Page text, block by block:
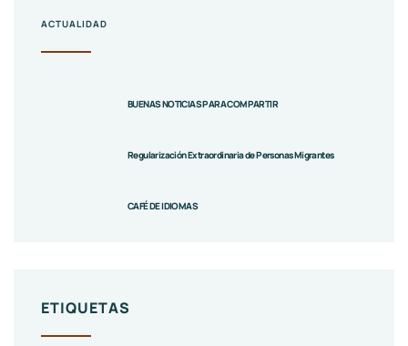
ACTUALIDAD
BUENAS NOTICIAS PARA COMPARTIR
Regularización Extraordinaria de Personas Migrantes
CAFÉ DE IDIOMAS
ETIQUETAS